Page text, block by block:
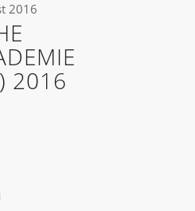
2016
2016